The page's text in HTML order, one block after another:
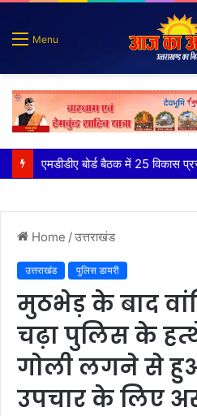
Menu
Home /उत्तराखंड
उत्तराखंड पुलिस डायरी
मुठभेड़ के बाद
चढ़ा पुलिस के
गोली लगने से
उपचार के लिए